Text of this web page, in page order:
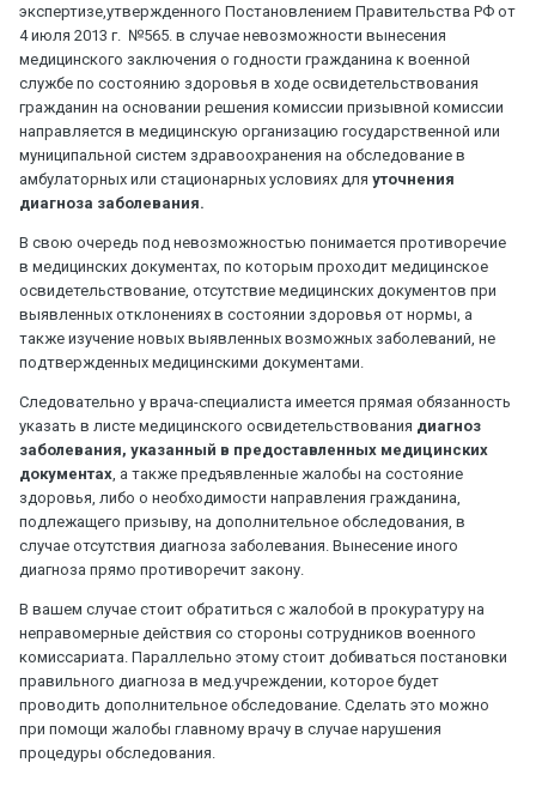
экспертизе,утвержденного Постановлением Правительства РФ от
4 июля 2013 г. №565. в случае невозможности вынесения
медицинского заключения о годности гражданина к военной
службе по состоянию здоровья в ходе освидетельствования
гражданин на основании решения комиссии призывной комиссии
направляется в медицинскую организацию государственной или
муниципальной систем здравоохранения на обследование в
амбулаторных или стационарных условиях для уточнения
диагноза заболевания.
В свою очередь под невозможностью понимается противоречие
в медицинских документах, по которым проходит медицинское
освидетельствование, отсутствие медицинских документов при
выявленных отклонениях в состоянии здоровья от нормы, а
также изучение новых выявленных возможных заболеваний, не
подтвержденных медицинскими документами.
Следовательно у врача-специалиста имеется прямая обязанность
указать в листе медицинского освидетельствования диагноз
заболевания, указанный в предоставленных медицинских
документах , а также предъявленные жалобы на состояние
здоровья, либо о необходимости направления гражданина,
подлежащего призыву, на дополнительное обследования, в
случае отсутствия диагноза заболевания. Вынесение иного
диагноза прямо противоречит закону.
В вашем случае стоит обратиться с жалобой в прокуратуру на
неправомерные действия со стороны сотрудников военного
комиссариата. Параллельно этому стоит добиваться постановки
правильного диагноза в мед.учреждении, которое будет
проводить дополнительное обследование. Сделать это можно
при помощи жалобы главному врачу в случае нарушения
процедуры обследования.